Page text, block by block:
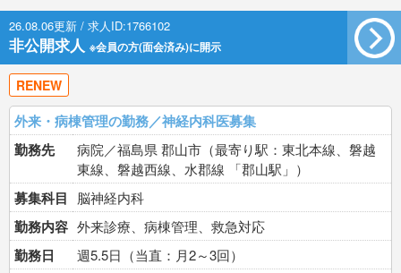
26.08.06更新 / 求人ID:1766102
非公開求人 ※会員の方(面会済み)に開示
RENEW
外来・病棟管理の勤務／神経内科医募集
勤務先
病院／福島県 郡山市（最寄り駅：東北本線、磐越
東線、磐越西線、水郡線 「郡山駅」）
募集科目 脳神経内科
勤務内容 外来診療、病棟管理、救急対応
勤務日 週5.5日（当直：月2～3回）